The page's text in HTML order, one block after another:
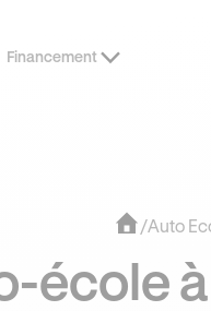
JUSQU’À -
Financement
/Auto
école